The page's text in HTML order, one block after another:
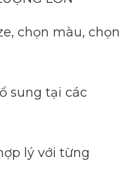
chọn màu, chọn
sung tại các
lý với từng